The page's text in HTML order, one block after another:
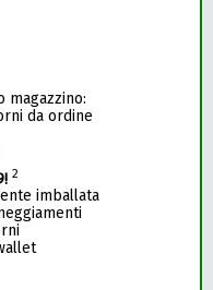
magazzino:
da ordine
2
imballata